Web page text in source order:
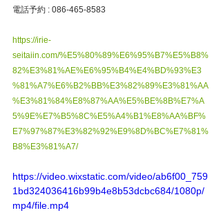
電話予約 : 086-465-8583
https://irie-
seitaiin.com/%E5%80%89%E6%95%B7%E5%B8%
82%E3%81%AE%E6%95%B4%E4%BD%93%E3
%81%A7%E6%B2%BB%E3%82%89%E3%81%AA
%E3%81%84%E8%87%AA%E5%BE%8B%E7%A
5%9E%E7%B5%8C%E5%A4%B1%E8%AA%BF%
E7%97%87%E3%82%92%E9%8D%BC%E7%81%
B8%E3%81%A7/
https://video.wixstatic.com/video/ab6f00_759
1bd324036416b99b4e8b53dcbc684/1080p/
mp4/file.mp4